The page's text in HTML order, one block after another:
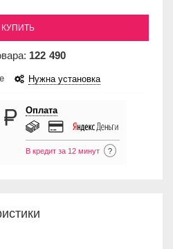
КУПИТЬ
122 490
Нужна установка
Оплата
В кредит за 12 минут ?